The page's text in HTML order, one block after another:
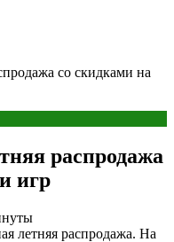
со скидками на
распродажа
игр
летняя распродажа. На